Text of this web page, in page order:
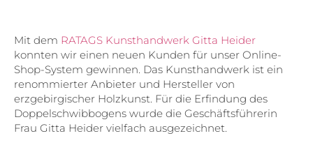
Mit dem RATAGS Kunsthandwerk Gitta Heider
konnten wir einen neuen Kunden für unser Online-
Shop-System gewinnen. Das Kunsthandwerk ist ein
renommierter Anbieter und Hersteller von
erzgebirgischer Holzkunst. Für die Erfindung des
Doppelschwibbogens wurde die Geschäftsführerin
Frau Gitta Heider vielfach ausgezeichnet.